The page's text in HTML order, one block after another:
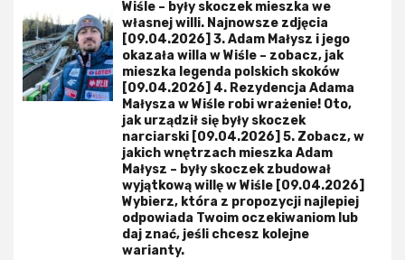
Wiśle – były skoczek mieszka we
własnej willi. Najnowsze zdjęcia
[09.04.2026] 3. Adam Małysz i jego
okazała willa w Wiśle – zobacz, jak
mieszka legenda polskich skoków
[09.04.2026] 4. Rezydencja Adama
Małysza w Wiśle robi wrażenie! Oto,
jak urządził się były skoczek
narciarski [09.04.2026] 5. Zobacz, w
jakich wnętrzach mieszka Adam
Małysz – były skoczek zbudował
wyjątkową willę w Wiśle [09.04.2026]
Wybierz, która z propozycji najlepiej
odpowiada Twoim oczekiwaniom lub
daj znać, jeśli chcesz kolejne
warianty.